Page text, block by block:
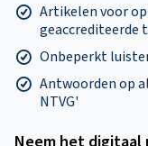
Artikelen voor
geaccrediteerde
Onbeperkt
Antwoorden op
NTVG'